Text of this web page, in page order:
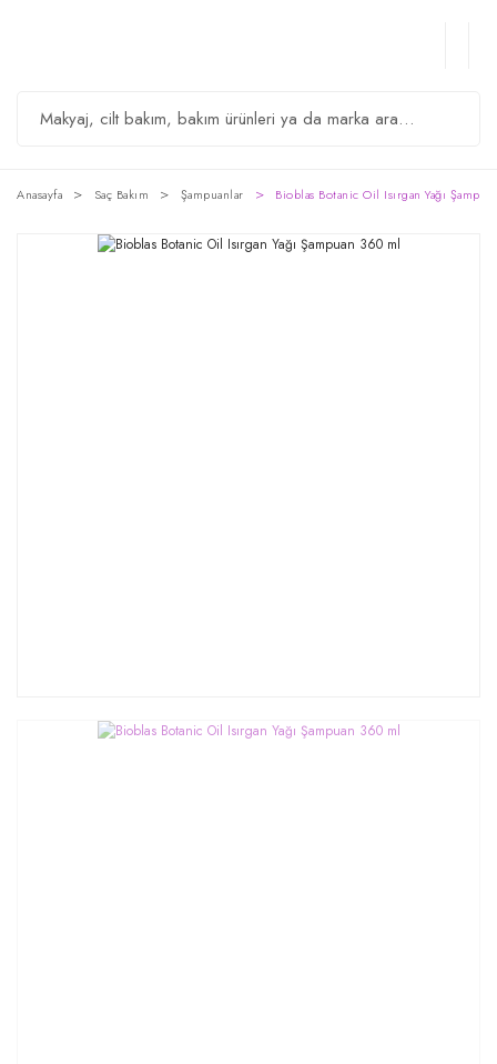
Anasayfa Saç Bakım Şampuanlar Bioblas Botanic Oil Isırgan Yağı